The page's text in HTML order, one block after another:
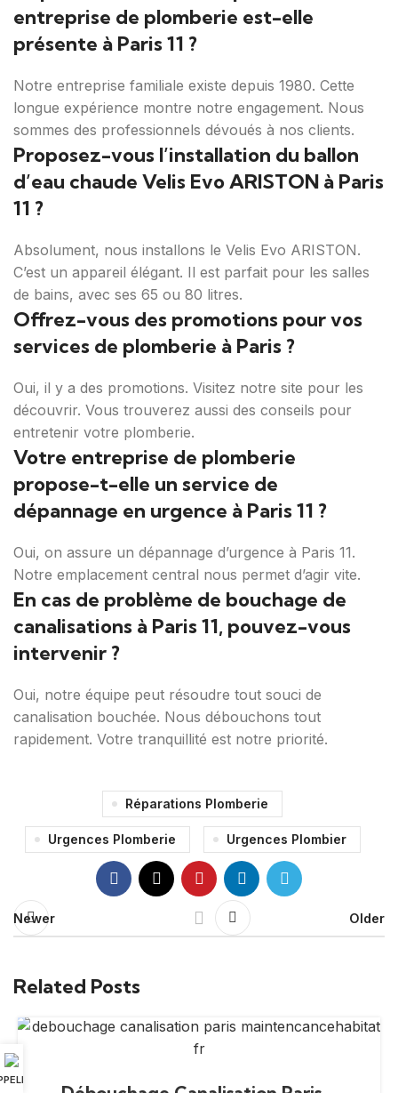
entreprise de plomberie est-elle
présente à Paris 11 ?
Notre entreprise familiale existe depuis 1980. Cette
longue expérience montre notre engagement. Nous
sommes des professionnels dévoués à nos clients.
Proposez-vous l’installation du ballon
d’eau chaude Velis Evo ARISTON à Paris
11 ?
Absolument, nous installons le Velis Evo ARISTON.
C’est un appareil élégant. Il est parfait pour les salles
de bains, avec ses 65 ou 80 litres.
Offrez-vous des promotions pour vos
services de plomberie à Paris ?
Oui, il y a des promotions. Visitez notre site pour les
découvrir. Vous trouverez aussi des conseils pour
entretenir votre plomberie.
Votre entreprise de plomberie
propose-t-elle un service de
dépannage en urgence à Paris 11 ?
Oui, on assure un dépannage d’urgence à Paris 11.
Notre emplacement central nous permet d’agir vite.
En cas de problème de bouchage de
canalisations à Paris 11, pouvez-vous
intervenir ?
Oui, notre équipe peut résoudre tout souci de
canalisation bouchée. Nous débouchons tout
rapidement. Votre tranquillité est notre priorité.
Réparations Plomberie
Urgences Plomberie Urgences Plombier
Newer Older
Related Posts